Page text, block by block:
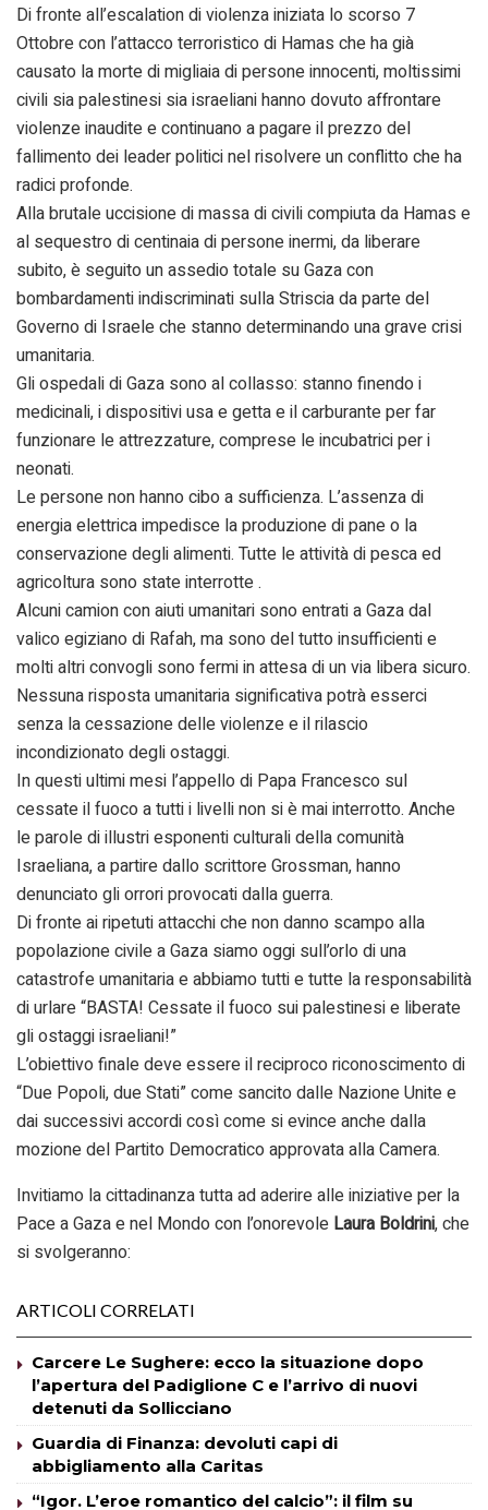
Di fronte all’escalation di violenza iniziata lo scorso 7
Ottobre con l’attacco terroristico di Hamas che ha già
causato la morte di migliaia di persone innocenti, moltissimi
civili sia palestinesi sia israeliani hanno dovuto affrontare
violenze inaudite e continuano a pagare il prezzo del
fallimento dei leader politici nel risolvere un conflitto che ha
radici profonde.
Alla brutale uccisione di massa di civili compiuta da Hamas e
al sequestro di centinaia di persone inermi, da liberare
subito, è seguito un assedio totale su Gaza con
bombardamenti indiscriminati sulla Striscia da parte del
Governo di Israele che stanno determinando una grave crisi
umanitaria.
Gli ospedali di Gaza sono al collasso: stanno finendo i
medicinali, i dispositivi usa e getta e il carburante per far
funzionare le attrezzature, comprese le incubatrici per i
neonati.
Le persone non hanno cibo a sufficienza. L’assenza di
energia elettrica impedisce la produzione di pane o la
conservazione degli alimenti. Tutte le attività di pesca ed
agricoltura sono state interrotte .
Alcuni camion con aiuti umanitari sono entrati a Gaza dal
valico egiziano di Rafah, ma sono del tutto insufficienti e
molti altri convogli sono fermi in attesa di un via libera sicuro.
Nessuna risposta umanitaria significativa potrà esserci
senza la cessazione delle violenze e il rilascio
incondizionato degli ostaggi.
In questi ultimi mesi l’appello di Papa Francesco sul
cessate il fuoco a tutti i livelli non si è mai interrotto. Anche
le parole di illustri esponenti culturali della comunità
Israeliana, a partire dallo scrittore Grossman, hanno
denunciato gli orrori provocati dalla guerra.
Di fronte ai ripetuti attacchi che non danno scampo alla
popolazione civile a Gaza siamo oggi sull’orlo di una
catastrofe umanitaria e abbiamo tutti e tutte la responsabilità
di urlare “BASTA! Cessate il fuoco sui palestinesi e liberate
gli ostaggi israeliani!”
L’obiettivo finale deve essere il reciproco riconoscimento di
“Due Popoli, due Stati” come sancito dalle Nazione Unite e
dai successivi accordi così come si evince anche dalla
mozione del Partito Democratico approvata alla Camera.
Invitiamo la cittadinanza tutta ad aderire alle iniziative per la
Pace a Gaza e nel Mondo con l’onorevole Laura Boldrini, che
si svolgeranno:
ARTICOLI CORRELATI
Carcere Le Sughere: ecco la situazione dopo
l’apertura del Padiglione C e l’arrivo di nuovi
detenuti da Sollicciano
Guardia di Finanza: devoluti capi di
abbigliamento alla Caritas
“Igor. L’eroe romantico del calcio”: il film su